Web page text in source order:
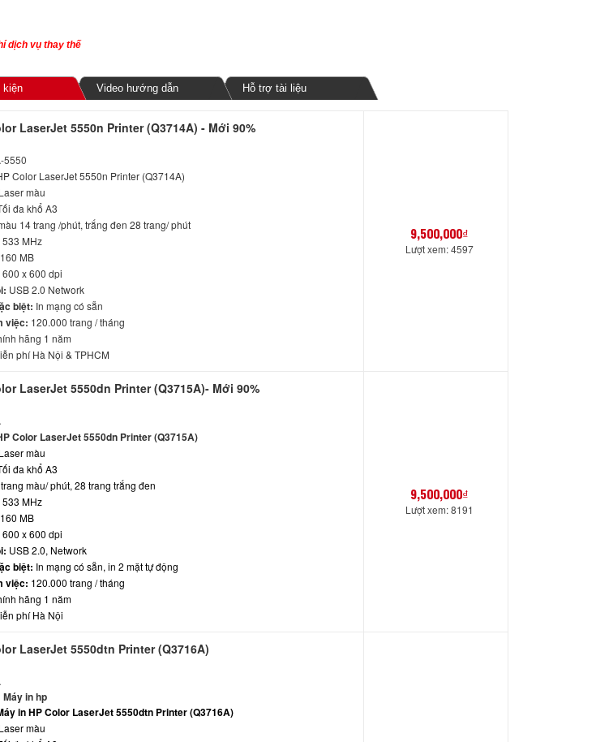
dịch vụ thay thế
Video hướng dẫn Hỗ trợ tài liệu
LaserJet 5550n Printer (Q3714A) - Mới 90%
5550
Color LaserJet 5550n Printer (Q3714A)
Laser màu
đa khổ A3
14 trang /phút, trắng đen 28 trang/ phút
533 MHz
160 MB
600 x 600 dpi
USB 2.0 Network
biệt: In mạng có sẵn
việc: 120.000 trang / tháng
hãng 1 năm
phí Hà Nội & TPHCM
9,500,000₫
Lượt xem: 4597
LaserJet 5550dn Printer (Q3715A)- Mới 90%
Color LaserJet 5550dn Printer (Q3715A)
Laser màu
đa khổ A3
màu/ phút, 28 trang trắng đen
533 MHz
160 MB
600 x 600 dpi
USB 2.0, Network
biệt: In mạng có sẵn, in 2 mặt tự động
việc: 120.000 trang / tháng
hãng 1 năm
phí Hà Nội
9,500,000₫
Lượt xem: 8191
LaserJet 5550dtn Printer (Q3716A)
Máy in hp
in HP Color LaserJet 5550dtn Printer (Q3716A)
Laser màu